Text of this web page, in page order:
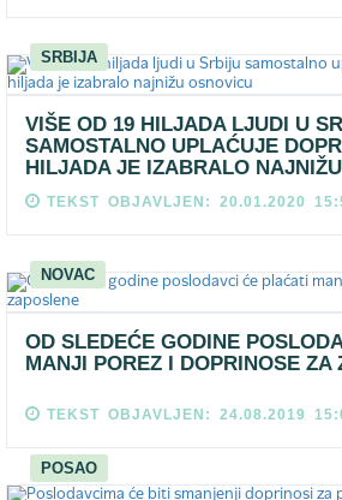
SRBIJA
VIŠE OD 19 HILJADA LJUDI U
SAMOSTALNO UPLAĆUJE
HILJADA JE IZABRALO
TEKST OBJAVLJEN: 20.01.2020
NOVAC
OD SLEDEĆE GODINE
MANJI POREZ I DOPRINOSE ZA
TEKST OBJAVLJEN: 24.08.2019
POSAO